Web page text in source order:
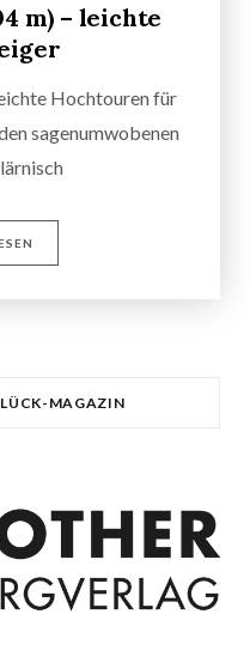
m) – leichte
Hochtouren für
sagenumwobenen
MAGAZIN